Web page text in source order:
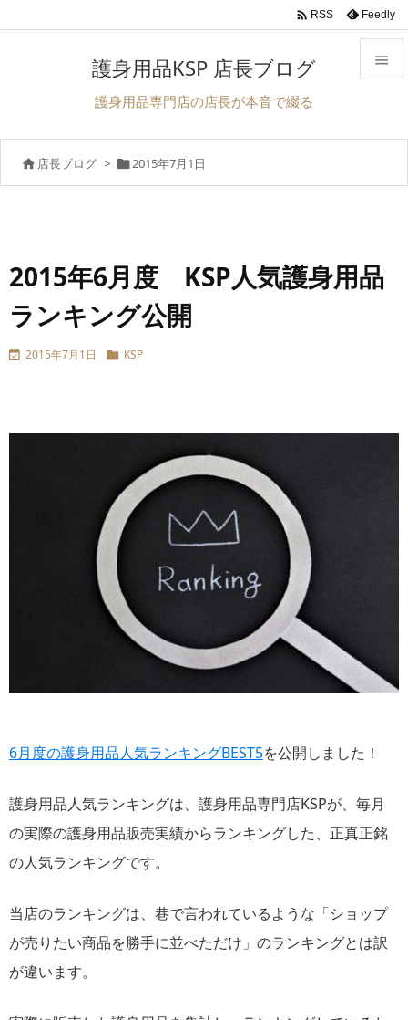


次へ

 RSS Feedly
護身用品KSP 店長ブログ
護身用品専門店の店長が本音で綴る
 店長ブログ > 2015年7月1日
2015年6月度 KSP人気護身用品
ランキング公開
 2015年7月1日  KSP
6月度の護身用品人気ランキングBEST5を公開しました！
護身用品人気ランキングは、護身用品専門店KSPが、毎月
の実際の護身用品販売実績からランキングした、正真正銘
の人気ランキングです。
当店のランキングは、巷で言われているような「ショップ
が売りたい商品を勝手に並べただけ」のランキングとは訳
が違います。